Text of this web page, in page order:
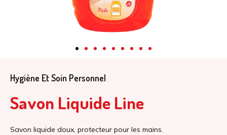
Hygiène Et Soin Personnel
Savon Liquide Line​
Savon liquide doux, protecteur pour les mains.